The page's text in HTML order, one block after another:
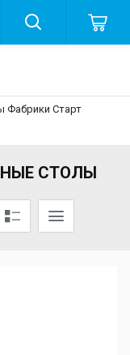
Фабрики Старт
СТОЛЫ